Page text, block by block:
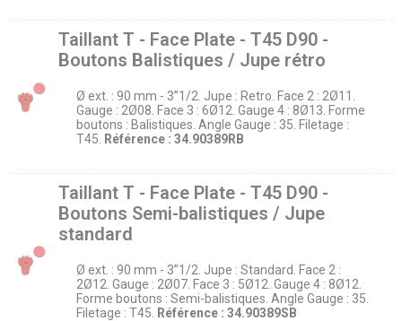
Taillant T - Face Plate - T45 D90 -
Boutons Balistiques / Jupe rétro
Ø ext. : 90 mm - 3’’1/2. Jupe : Retro. Face 2 : 2Ø11.
Gauge : 2Ø08. Face 3 : 6Ø12. Gauge 4 : 8Ø13. Forme
boutons : Balistiques. Angle Gauge : 35. Filetage :
T45.
Référence : 34.90389RB
Taillant T - Face Plate - T45 D90 -
Boutons Semi-balistiques / Jupe
standard
Ø ext. : 90 mm - 3’’1/2. Jupe : Standard. Face 2 :
2Ø12. Gauge : 2Ø07. Face 3 : 5Ø12. Gauge 4 : 8Ø12.
Forme boutons : Semi-balistiques. Angle Gauge : 35.
Filetage : T45.
Référence : 34.90389SB